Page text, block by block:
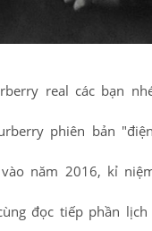
real các bạn
phiên bản
năm 2016, kỉ
đọc tiếp phần